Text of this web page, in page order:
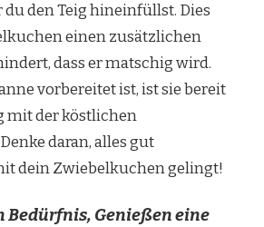
du den Teig hineinfüllst. Dies
einen zusätzlichen
dass er matschig wird.
vorbereitet ist, ist sie bereit
mit der köstlichen
daran, alles gut
dein Zwiebelkuchen gelingt!
Bedürfnis, Genießen eine